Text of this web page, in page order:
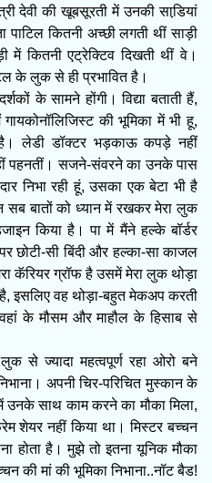
देवी की खूबसूरती में उनकी साडि़यां
पाटिल कितनी अच्छी लगती थीं साड़ी
में कितनी एट्रेक्टिव दिखती थीं वे।
के लुक से ही प्रभावित है।
के सामने होंगी। विद्या बताती हैं,
की भूमिका में भी हू,
लेडी डॉक्टर भड़काऊ कपड़े नहीं
पहनतीं। सजने-संवरने का उनके पास
निभा रही हूं, उसका एक बेटा भी है
बातों को ध्यान में रखकर मेरा लुक
किया है। पा में मैंने हल्के बॉर्डर
छोटी-सी बिंदी और हल्का-सा काजल
कॅरियर ग्रॉफ है उसमें मेरा लुक थोड़ा
वह थोड़ा-बहुत मेकअप करती
के मौसम और माहौल के हिसाब से
से ज्यादा महत्वपूर्ण रहा ओरो बने
अपनी चिर-परिचित मुस्कान के
उनके साथ काम करने का मौका मिला,
शेयर नहीं किया था। मिस्टर बच्चन
होता है। मुझे तो इतना यूनिक मौका
की मां की भूमिका निभाना..नॉट बैड!